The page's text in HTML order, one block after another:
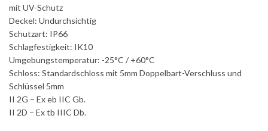
mit UV-Schutz
Deckel: Undurchsichtig
Schutzart: IP66
Schlagfestigkeit: IK10
Umgebungstemperatur: -25°C / +60°C
Schloss: Standardschloss mit 5mm Doppelbart-Verschluss und
Schlüssel 5mm
II 2G – Ex eb IIC Gb.
II 2D – Ex tb IIIC Db.